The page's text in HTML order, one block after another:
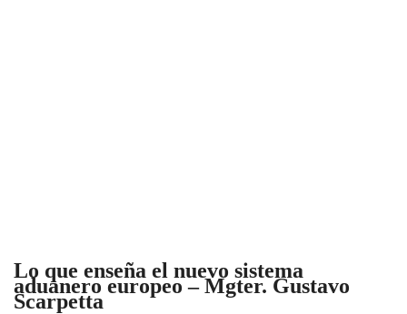
Lo que enseña el nuevo sistema
aduanero europeo – Mgter. Gustavo
Scarpetta